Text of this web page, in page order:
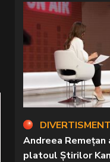
DIVERTISMENT
Andreea Remețan
platoul Știrilor